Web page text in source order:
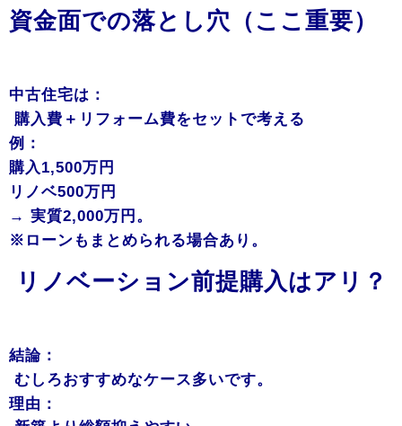
資金面での落とし穴（ここ重要）
中古住宅は：
購入費＋リフォーム費をセットで考える
例：
購入1,500万円
リノベ500万円
→ 実質2,000万円。
※ローンもまとめられる場合あり。
リノベーション前提購入はアリ？
結論：
むしろおすすめなケース多いです。
理由：